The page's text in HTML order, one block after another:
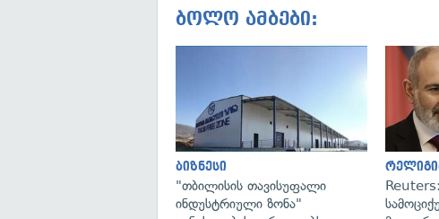
ბოლო ამბები:
ბიზნესი
"თბილისის თავისუფალი
ინდუსტრიული ზონა"